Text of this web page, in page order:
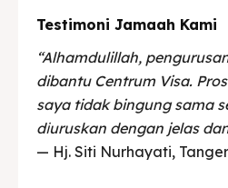
Testimoni Jamaah Kami
“Alhamdulillah,
dibantu Centrum Visa.
saya tidak bingung sama
d𝗂uruskan dengan jelas
— Hj. Siti Nurhayati,